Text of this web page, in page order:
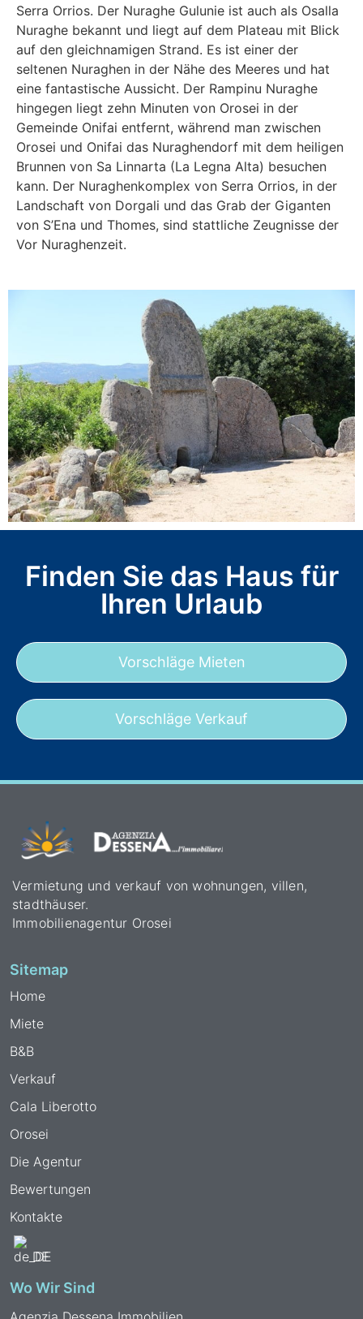
Serra Orrios. Der Nuraghe Gulunie ist auch als Osalla
Nuraghe bekannt und liegt auf dem Plateau mit Blick
auf den gleichnamigen Strand. Es ist einer der
seltenen Nuraghen in der Nähe des Meeres und hat
eine fantastische Aussicht. Der Rampinu Nuraghe
hingegen liegt zehn Minuten von Orosei in der
Gemeinde Onifai entfernt, während man zwischen
Orosei und Onifai das Nuraghendorf mit dem heiligen
Brunnen von Sa Linnarta (La Legna Alta) besuchen
kann. Der Nuraghenkomplex von Serra Orrios, in der
Landschaft von Dorgali und das Grab der Giganten
von S’Ena und Thomes, sind stattliche Zeugnisse der
Vor Nuraghenzeit.
Finden Sie das Haus für
Ihren Urlaub
Vorschläge Mieten
Vorschläge Verkauf
Vermietung und verkauf von wohnungen, villen,
stadthäuser.
Immobilienagentur Orosei
Sitemap
Home
Miete
B&B
Verkauf
Cala Liberotto
Orosei
Die Agentur
Bewertungen
Kontakte
DE
Wo Wir Sind